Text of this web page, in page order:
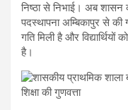
निष्ठा से निभाई। अब शासन
पदस्थापना अम्बिकापुर से की
गति मिली है और
है।